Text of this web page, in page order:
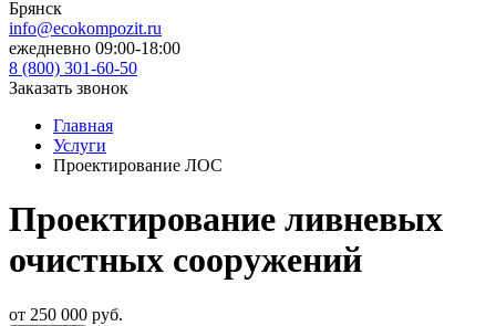
Брянск
info@ecokompozit.ru
ежедневно 09:00-18:00
8 (800) 301-60-50
Заказать звонок
Главная
Услуги
Проектирование ЛОС
Проектирование ливневых
очистных сооружений
от 250 000 руб.